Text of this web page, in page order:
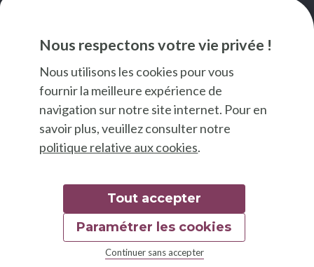
Nous respectons votre vie privée !
Nous utilisons les cookies pour vous
fournir la meilleure expérience de
navigation sur notre site internet. Pour en
savoir plus, veuillez consulter notre
politique relative aux cookies.
Tout accepter
Continuer sans accepter
Paramétrer les cookies
© 2026 Good Food
Mentions légales